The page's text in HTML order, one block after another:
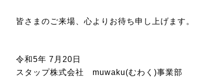
皆さまのご来場、心よりお待ち申し上げます。
令和5年 7月20日
スタップ株式会社 muwaku(むわく)事業部